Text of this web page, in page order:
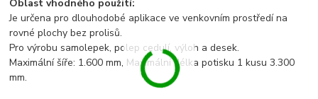
Oblast vhodného použití:
Je určena pro dlouhodobé aplikace ve venkovním prostředí na
rovné plochy bez prolisů.
Pro výrobu samolepek, polep cedulí, výloh a desek.
Maximální šíře: 1.600 mm, Maximální délka potisku 1 kusu 3.300
mm.